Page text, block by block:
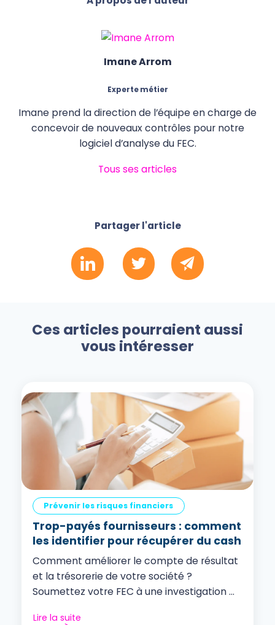
Imane Arrom
Experte métier
Imane prend la direction de l’équipe en charge de
concevoir de nouveaux contrôles pour notre
logiciel d’analyse du FEC.
Tous ses articles
Partager l'article
Ces articles pourraient aussi
vous intéresser
Prévenir les risques financiers
Trop-payés fournisseurs : comment
les identifier pour récupérer du cash
Comment améliorer le compte de résultat
et la trésorerie de votre société ?
Soumettez votre FEC à une investigation ...
Lire la suite